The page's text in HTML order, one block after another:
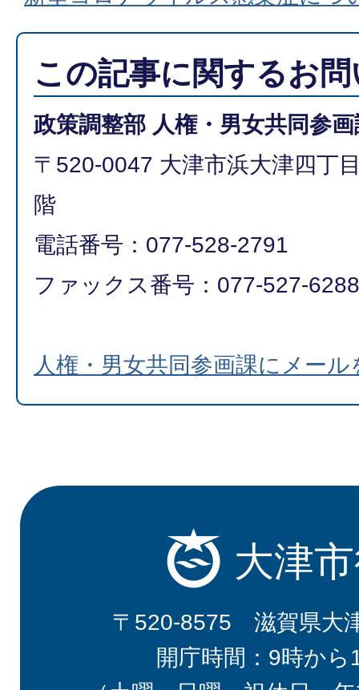
この記事に関するお
政策調整部 人権・男女共同参画
〒520-0047 大津市浜大津四丁
階
電話番号：077-528-2791
ファックス番号：077-527-6288
人権・男女共同参画課にメール
大津
〒520-8575 滋賀県大
開庁時間：9時から